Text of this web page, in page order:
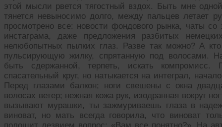
этой мысли рвется тягостный вздох. Быть мне
тянется невыносимо долго, между пальцев летает
просмотрено все: новости фондового рынка, чаты
инстаграма, даже предложения разбитых
нелюбопытных пылких глаз. Разве так можно? А
пульсирующую жилку, спрятанную под волосами.
быть сдержанной, терпеть, искать
спасательный круг, но натыкается на интеграл,
Перед глазами балкон; ноги свешены с окна
волосах ветер; нежная кожа рук, изодранная вокруг
вызывают мурашки, ты зажмуриваешь глаза в
виноват, но мать всегда говорила, что виноват
полощит лезвием вопрос: «Вам все понятно?». На